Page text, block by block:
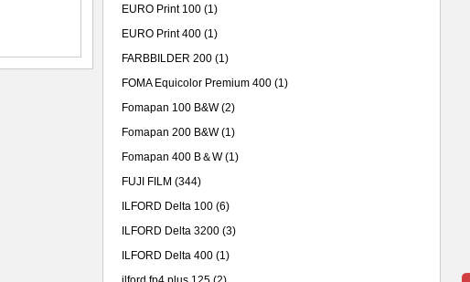
EURO Print 100 (1)
EURO Print 400 (1)
FARBBILDER 200 (1)
FOMA Equicolor Premium 400 (1)
Fomapan 100 B&W(2)
Fomapan 200 B&W(1)
Fomapan 400 B＆W(1)
FUJI FILM (344)
ILFORD Delta 100 (6)
ILFORD Delta 3200 (3)
ILFORD Delta 400 (1)